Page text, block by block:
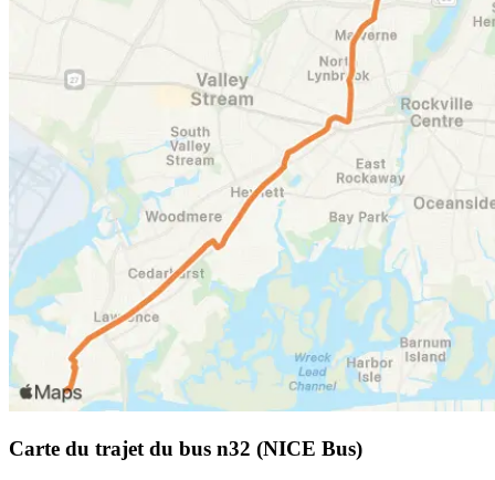
Carte du trajet du bus n32 (NICE Bus)